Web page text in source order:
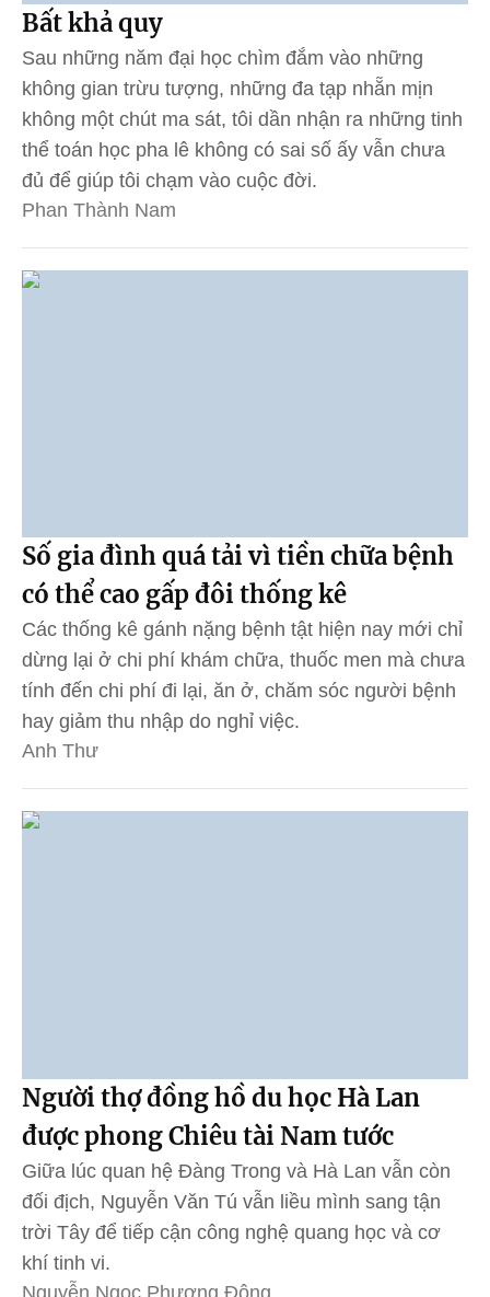
Bất khả quy
Sau những năm đại học chìm đắm vào những
không gian trừu tượng, những đa tạp nhẵn mịn
không một chút ma sát, tôi dần nhận ra những tinh
thể toán học pha lê không có sai số ấy vẫn chưa
đủ để giúp tôi chạm vào cuộc đời.
Phan Thành Nam
Số gia đình quá tải vì tiền chữa bệnh
có thể cao gấp đôi thống kê
Các thống kê gánh nặng bệnh tật hiện nay mới chỉ
dừng lại ở chi phí khám chữa, thuốc men mà chưa
tính đến chi phí đi lại, ăn ở, chăm sóc người bệnh
hay giảm thu nhập do nghỉ việc.
Anh Thư
Người thợ đồng hồ du học Hà Lan
được phong Chiêu tài Nam tước
Giữa lúc quan hệ Đàng Trong và Hà Lan vẫn còn
đối địch, Nguyễn Văn Tú vẫn liều mình sang tận
trời Tây để tiếp cận công nghệ quang học và cơ
khí tinh vi.